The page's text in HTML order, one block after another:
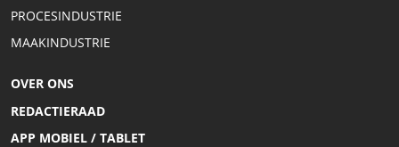
PROCESINDUSTRIE
MAAKINDUSTRIE
OVER ONS
REDACTIERAAD
APP MOBIEL / TABLET